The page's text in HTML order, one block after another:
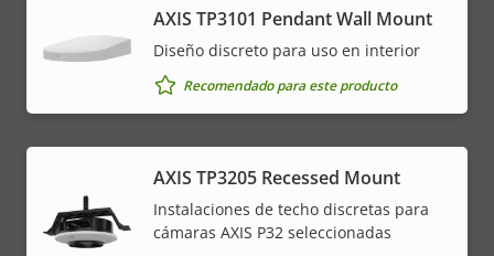
AXIS TP3101 Pendant Wall Mount
Diseño discreto para uso en interior
Recomendado para este producto
AXIS TP3205 Recessed Mount
Instalaciones de techo discretas para
cámaras AXIS P32 seleccionadas